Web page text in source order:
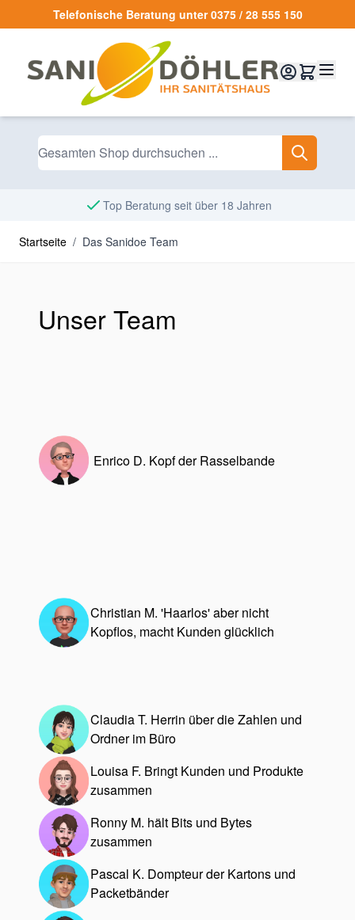
Zum Inhalt springen
Telefonische Beratung unter 0375 / 28 555 150
Top Beratung seit über 18 Jahren
Startseite / Das Sanidoe Team
Unser Team
Enrico D. Kopf der Rasselbande
Christian M. 'Haarlos' aber nicht
Kopflos, macht Kunden glücklich
Claudia T. Herrin über die Zahlen und
Ordner im Büro
Louisa F. Bringt Kunden und Produkte
zusammen
Ronny M. hält Bits und Bytes
zusammen
Pascal K. Dompteur der Kartons und
Packetbänder